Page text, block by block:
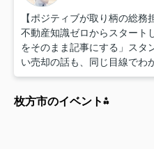
【ポジティブが取り柄の総務
不動産知識ゼロからスタート
をそのまま記事にする」スタ
い売却の話も、同じ目線でわ
枚方市のイベント⁂